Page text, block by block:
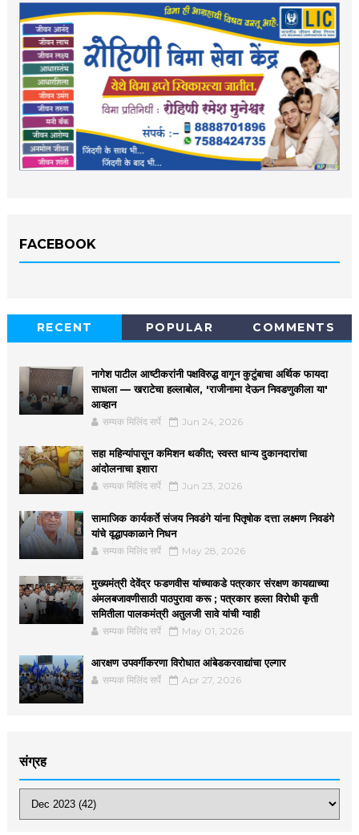
FACEBOOK
RECENT POPULAR COMMENTS
नागेश पाटील आष्टीकरांनी पक्षविरुद्ध वागून कुटुंबाचा अर्थिक फायदा
साधला — खराटेचा हल्लाबोल, 'राजीनामा देऊन निवडणुकीला या'
आव्हान
सम्यक मिलिंद सर्पे Jun 24, 2026
सहा महिन्यांपासून कमिशन थकीत; स्वस्त धान्य दुकानदारांचा
आंदोलनाचा इशारा
सम्यक मिलिंद सर्पे Jun 23, 2026
सामाजिक कार्यकर्ते संजय निवडंगे यांना पितृषोक दत्ता लक्ष्मण निवडंगे
यांचे वृद्धापकाळाने निधन
सम्यक मिलिंद सर्पे May 28, 2026
मुख्यमंत्री देवेंद्र फडणवीस यांच्याकडे पत्रकार संरक्षण कायद्याच्या
अंमलबजावणीसाठी पाठपुरावा करू ; पत्रकार हल्ला विरोधी कृती
समितीला पालकमंत्री अतुलजी सावे यांची ग्वाही
सम्यक मिलिंद सर्पे May 01, 2026
आरक्षण उपवर्गीकरणा विरोधात आंबेडकरवाद्यांचा एल्गार
सम्यक मिलिंद सर्पे Apr 27, 2026
संग्रह